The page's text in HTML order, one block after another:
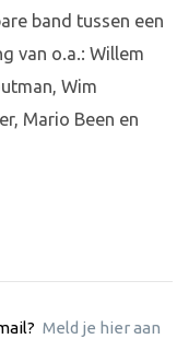
band tussen een
van o.a.: Willem
Wim
Mario Been en
Meld je hier aan